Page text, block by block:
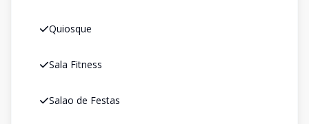
Quiosque
Sala Fitness
Salao de Festas